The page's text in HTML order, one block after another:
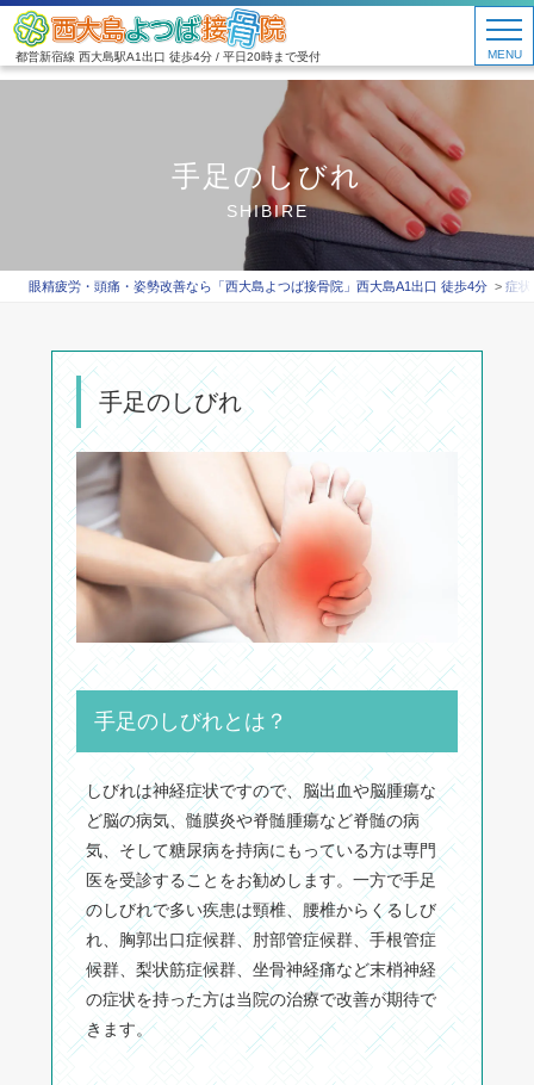
都営新宿線 西大島駅A1出口 徒歩4分 / 平日20時まで受付 MENU
手足のしびれ
SHIBIRE
眼精疲労・頭痛・姿勢改善なら「西大島よつば接骨院」西大島A1出口 徒歩4分 症状
手足のしびれ
手足のしびれとは？
しびれは神経症状ですので、脳出血や脳腫瘍な
ど脳の病気、髄膜炎や脊髄腫瘍など脊髄の病
気、そして糖尿病を持病にもっている方は専門
医を受診することをお勧めします。一方で手足
のしびれで多い疾患は頸椎、腰椎からくるしび
れ、胸郭出口症候群、肘部管症候群、手根管症
候群、梨状筋症候群、坐骨神経痛など末梢神経
の症状を持った方は当院の治療で改善が期待で
きます。